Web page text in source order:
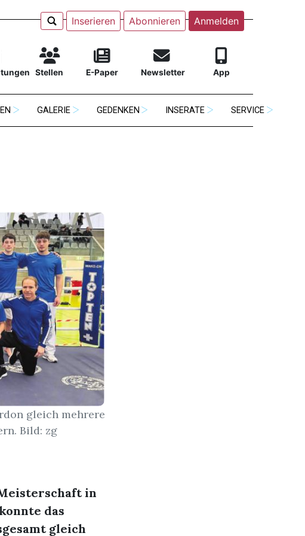
Inserieren Abonnieren Anmelden
Stellen E-Paper Newsletter App
GALERIE GEDENKEN INSERATE SERVICE
gleich mehrere
Bild: zg
in
das
gleich